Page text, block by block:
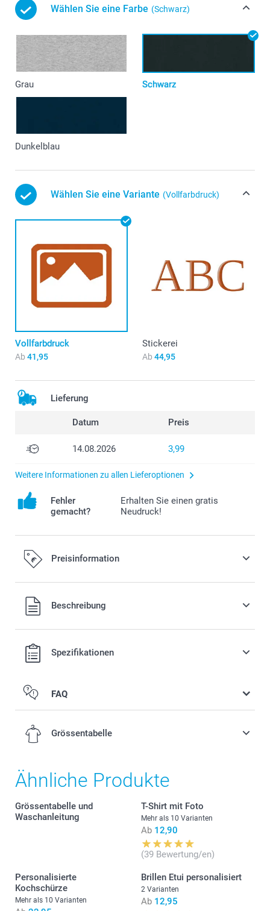
Wählen Sie eine Farbe (Schwarz)
Grau Schwarz
Dunkelblau
Wählen Sie eine Variante (Vollfarbdruck)
Vollfarbdruck
Ab 41,95
Stickerei
Ab 44,95
Lieferung
Datum Preis
14.08.2026 3,99
Weitere Informationen zu allen Lieferoptionen
Fehler
gemacht?
Erhalten Sie einen gratis
Neudruck!
Preisinformation
Alle Preise verstehen sich in EURO (€) inkl. MwSt. und zzgl.
Versandkosten.Beschreibung
Spezifikationen
FAQ
Grössentabelle
66 cm
51,5 cm
60,5 cm
M
Ähnliche Produkte
Grössentabelle und
Waschanleitung
T-Shirt mit Foto
Mehr als 10 Varianten
Ab 12,90
(39 Bewertung/en)
Personalisierte
Kochschürze
Mehr als 10 Varianten
Brillen Etui personalisiert
2 Varianten
Ab 12,95